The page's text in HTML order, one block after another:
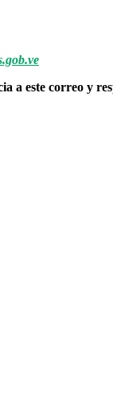
a este correo y